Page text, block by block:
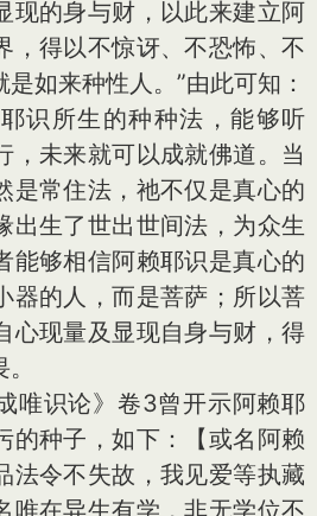
现的身与财，以此来建立阿
，得以不惊讶、不恐怖、不
如来种性人。”由此可知：
识所生的种种法，能够听
，未来就可以成就佛道。当
是常住法，祂不仅是真心的
出生了世出世间法，为众生
能够相信阿赖耶识是真心的
器的人，而是菩萨；所以菩
心现量及显现自身与财，得
唯识论》卷3曾开示阿赖耶
的种子，如下：【或名阿赖
法令不失故，我见爱等执藏
唯在异生有学，非无学位不